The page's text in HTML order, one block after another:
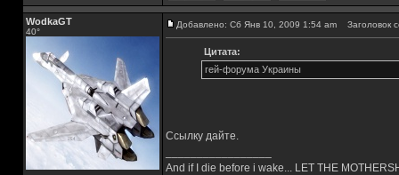
WodkaGT
40°
Добавлено: Сб Янв 10, 2009 1:54 am Заголовок
Цитата:
гей-форума Украины
Ссылку дайте.
And if I die before i wake... LET THE